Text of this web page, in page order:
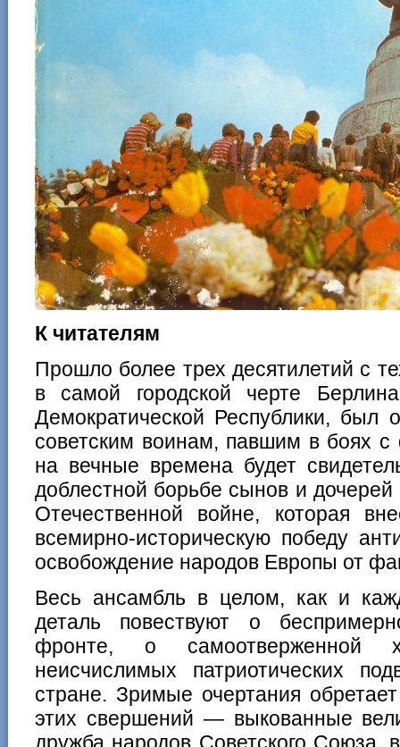
К читателям
Прошло более трех десятилетий с
в самой городской черте
Демократической Республики, был
советским воинам, павшим в боях
на вечные времена будет
доблестной борьбе сынов и
Отечественной войне, которая
всемирно-историческую победу
освобождение народов Европы от
Весь ансамбль в целом, как и
деталь повествуют о
фронте, о самоотверженной
неисчислимых патриотических
стране. Зримые очертания
этих свершений — выкованные
дружба народов Советского